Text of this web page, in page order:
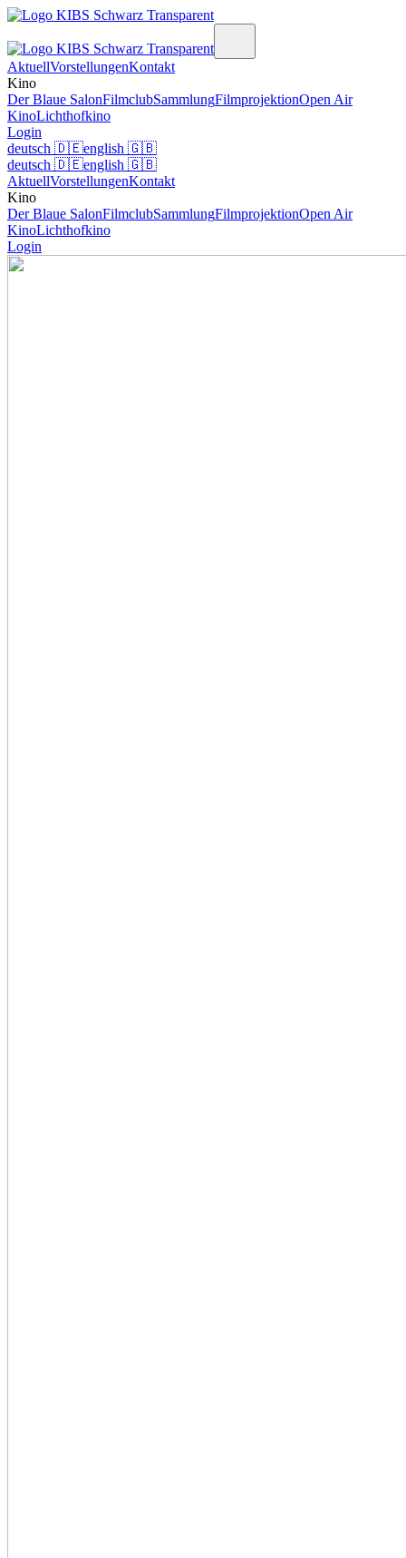
AktuellVorstellungenKontakt
Kino
Der Blaue SalonFilmclubSammlungFilmprojektionOpen Air
KinoLichthofkino
Login
deutsch 🇩🇪english 🇬🇧
deutsch 🇩🇪english 🇬🇧
AktuellVorstellungenKontakt
Kino
Der Blaue SalonFilmclubSammlungFilmprojektionOpen Air
KinoLichthofkino
Login